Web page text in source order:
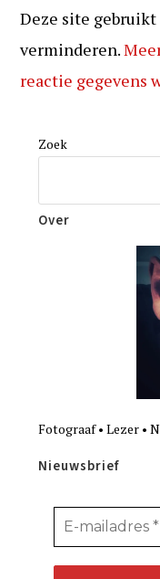
Deze site
verminderen.
reactie gegevens
Zoek
Over
Fotograaf • Lezer •
Nieuwsbrief